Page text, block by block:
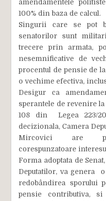
amendamentele
100% din baza de calcul.
Singurii care se pot
senatorilor sunt
trecere prin armata,
nesemnificative de
procentul de pensie de
o vechime efectiva,
Desigur ca
sperantele de revenire
108 din Legea 223/
decizionala, Camera
Mircovici are
corespunzatoare
Forma adoptata de
Deputatilor, va genera
redobândirea sporului
pensie contributiva,